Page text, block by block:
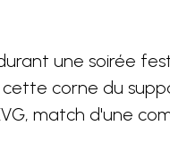
une soirée
corne du
match d'une